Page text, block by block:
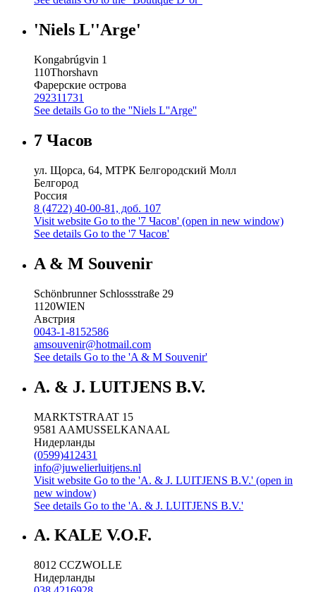
'Niels L''Arge'
Kongabrúgvin 1
110Thorshavn
Фарерские острова
292311731
See details Go to the ''Niels L''Arge''
7 Часов
ул. Щорса, 64, МТРК Белгородский Молл
Белгород
Россия
8 (4722) 40-00-81, доб. 107
Visit website Go to the '7 Часов' (open in new window)
See details Go to the '7 Часов'
A & M Souvenir
Schönbrunner Schlossstraße 29
1120WIEN
Австрия
0043-1-8152586
amsouvenir@hotmail.com
See details Go to the 'A & M Souvenir'
A. & J. LUITJENS B.V.
MARKTSTRAAT 15
9581 AAMUSSELKANAAL
Нидерланды
(0599)412431
info@juwelierluitjens.nl
Visit website Go to the 'A. & J. LUITJENS B.V.' (open in
new window)
See details Go to the 'A. & J. LUITJENS B.V.'
A. KALE V.O.F.
8012 CCZWOLLE
Нидерланды